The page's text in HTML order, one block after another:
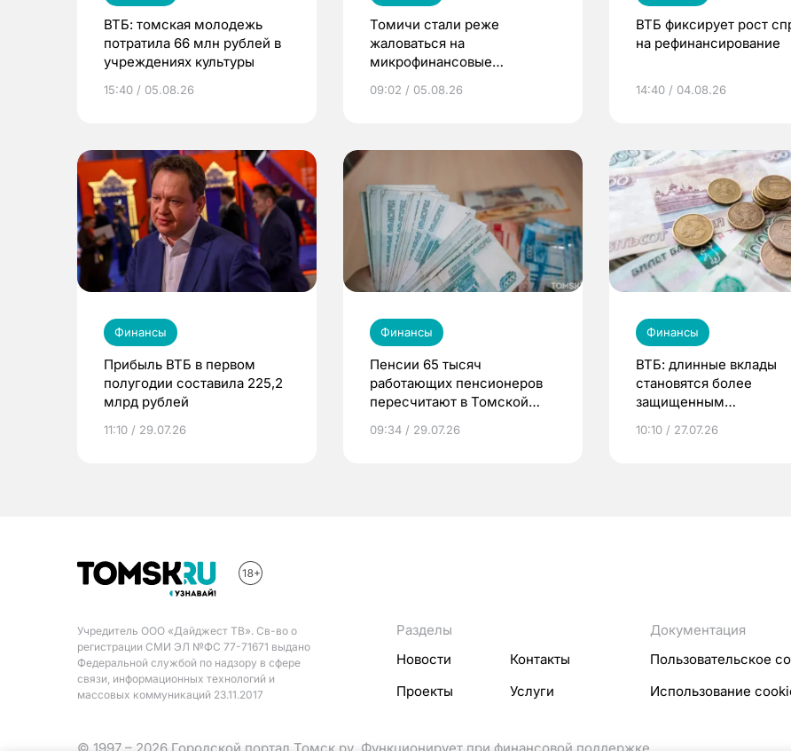
ВТБ: томская молодежь
потратила 66 млн рублей в
учреждениях культуры
15:40 / 05.08.26
Томичи стали реже
жаловаться на
микрофинансовые
09:02 / 05.08.26
ВТБ фиксирует рост
на рефинансирование
14:40 / 04.08.26
Финансы
Прибыль ВТБ в первом
полугодии составила 225,2
млрд рублей
11:10 / 29.07.26
Финансы
Пенсии 65 тысяч
работающих пенсионеров
пересчитают в Томской
09:34 / 29.07.26
Финансы
ВТБ: длинные вклады
становятся более
защищенным
10:10 / 27.07.26
Учредитель ООО «Дайджест ТВ». Св-во о
регистрации СМИ ЭЛ №ФС 77-71671 выдано
Федеральной службой по надзору в сфере
связи, информационных технологий и
массовых коммуникаций 23.11.2017
Разделы
Новости
Контакты
Проекты
Услуги
Документация
Пользовательское
Использование